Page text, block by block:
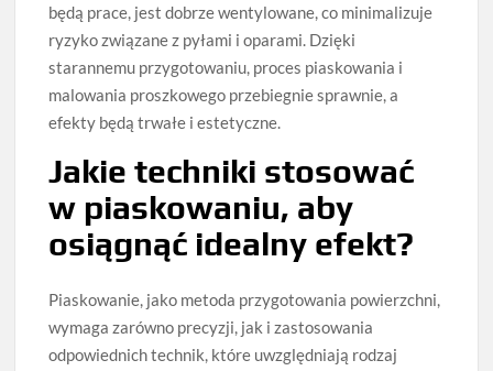
będą prace, jest dobrze wentylowane, co minimalizuje
ryzyko związane z pyłami i oparami. Dzięki
starannemu przygotowaniu, proces piaskowania i
malowania proszkowego przebiegnie sprawnie, a
efekty będą trwałe i estetyczne.
Jakie techniki stosować
w piaskowaniu, aby
osiągnąć idealny efekt?
Piaskowanie, jako metoda przygotowania powierzchni,
wymaga zarówno precyzji, jak i zastosowania
odpowiednich technik, które uwzględniają rodzaj